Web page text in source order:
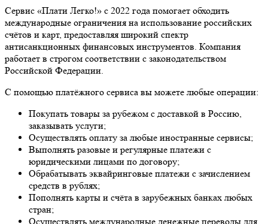
Сервис «Плати Легко!» с 2022 года помогает обходить
международные ограничения на использование российских
счётов и карт, предоставляя широкий спектр
антисанкционных финансовых инструментов. Компания
работает в строгом соответствии с законодательством
Российской Федерации.
С помощью платёжного сервиса вы можете любые операции:
Покупать товары за рубежом с доставкой в Россию,
заказывать услуги;
Осуществлять оплату за любые иностранные сервисы;
Выполнять разовые и регулярные платежи с
юридическими лицами по договору;
Обрабатывать эквайринговые платежи с зачислением
средств в рублях;
Пополнять карты и счёта в зарубежных банках любых
стран;
Осуществлять международные денежные переводы для